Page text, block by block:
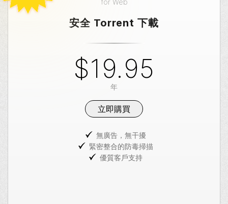
for Web
安全 Torrent 下載
$19.95
年
立即購買
無廣告，無干擾
緊密整合的防毒掃描
優質客戶支持